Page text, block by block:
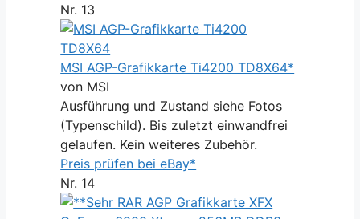
Nr. 13
MSI AGP-Grafikkarte Ti4200 TD8X64*
von MSI
Ausführung und Zustand siehe Fotos
(Typenschild). Bis zuletzt einwandfrei
gelaufen. Kein weiteres Zubehör.
Preis prüfen bei eBay*
Nr. 14